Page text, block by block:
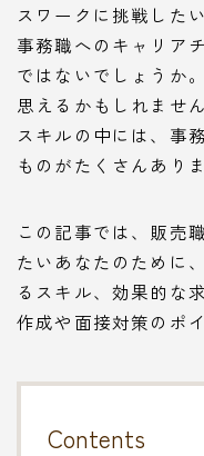
スワークに挑戦した
事務職へのキャリア
ではないでしょうか
思えるかもしれませ
スキルの中には、事
ものがたくさんありま
この記事では、販売
たいあなたのために
るスキル、効果的な
作成や面接対策のポ
Contents